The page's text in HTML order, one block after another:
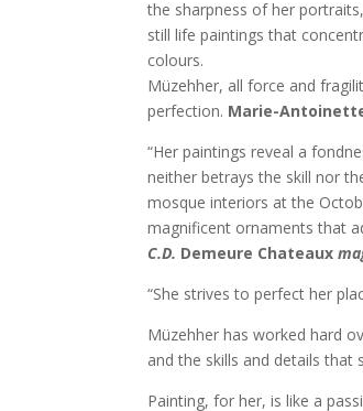
the sharpness of her
still life paintings that
colours.
Müzehher, all force and
perfection. Marie-Antoinette
“Her paintings reveal a
neither betrays the skill nor
mosque interiors at the
magnificent ornaments that
C.D. Demeure Chateaux
“She strives to perfect her
Müzehher has worked hard
and the skills and details that
Painting, for her, is like a